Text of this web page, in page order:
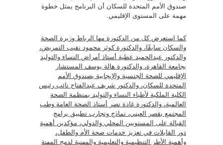
صندوق الأمم المتحدة للسكان أن البرنامج يمثل خطوة
مهمة على المستوى الإقليمي.
كما استعرض كل من الدكتورة مها الرباط وزيرة الصحة
والسكان سابقًا، والدكتورة كوثر محمود نقيب التمريض،
والدكتور عبدالحميد عطية أستاذ أمراض النساء والتوليد
بجامعة القاهرة، والدكتورة هالة يوسف المستشار
الإقليمي للصحة الجنسية والإيجابية بصندوق الأمم
المتحدة للسكان، والدكتور شريف عبدالفتاح نائب رئيس
الكلية الملكية لأطباء النساء والتوليد بمنظمة الصحة
العالمية، والدكتورة غادة نصر أستاذ الصحة العامة وطب
المجتمع بقصر العيني، نماذج وتجارب تطبيق برامج
القبالة على المستويين المحلي والدولي، مؤكدين أهمية
دور القابلات في تعزيز خدمات صحة الأم والطفل،
وأهمية الأطر التنظيمية والتعليمية والمهنية لدمج المهنة